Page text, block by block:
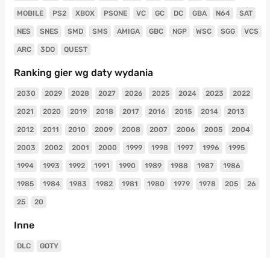
MOBILE PS2 XBOX PSONE VC GC DC GBA N64 SAT
NES SNES SMD SMS AMIGA GBC NGP WSC SGG VCS
ARC 3DO QUEST
Ranking gier wg daty wydania
2030 2029 2028 2027 2026 2025 2024 2023 2022
2021 2020 2019 2018 2017 2016 2015 2014 2013
2012 2011 2010 2009 2008 2007 2006 2005 2004
2003 2002 2001 2000 1999 1998 1997 1996 1995
1994 1993 1992 1991 1990 1989 1988 1987 1986
1985 1984 1983 1982 1981 1980 1979 1978 205 26
25 20
Inne
DLC GOTY